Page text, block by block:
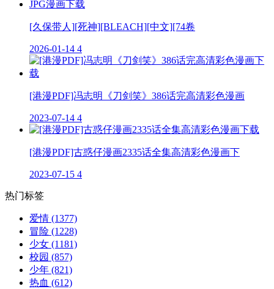
[久保带人][死神][BLEACH][中文][74卷
2026-01-14 4
[港漫PDF]冯志明《刀剑笑》386话完高清彩色漫画
2023-07-14 4
[港漫PDF]古惑仔漫画2335话全集高清彩色漫画下
2023-07-15 4
热门标签
爱情 (1377)
冒险 (1228)
少女 (1181)
校园 (857)
少年 (821)
热血 (612)